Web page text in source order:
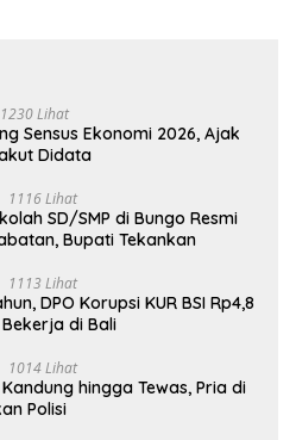
1230 Lihat
Sensus Ekonomi 2026, Ajak
Didata
1116 Lihat
SD/SMP di Bungo Resmi
Bupati Tekankan
1113 Lihat
DPO Korupsi KUR BSI Rp4,8
di Bali
1014 Lihat
hingga Tewas, Pria di
Polisi